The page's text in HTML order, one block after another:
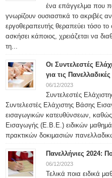
ένα επάγγελμα που
γνωρίζουν ουσιαστικά το ακριβές
εργοθεραπευτής θεραπεύει τόσο
ασκήσει κάποιος, χρειάζεται να
τη...
Οι Συντελεστές
για τις
06/12/2023
Συντελεστές
Συντελεστές Ελάχιστης Βάσης
εισαγωγικών κατευθύνσεων,
Εισαγωγής (Ε.Β.Ε.) ειδικών
πρακτικών δοκιμασιών
Πανελλήνιες 2024:
06/12/2023
Τελικά ποια ειδικά